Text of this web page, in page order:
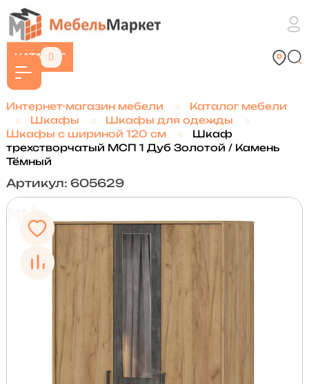
КАТАЛОГ
Интернет-магазин мебели
Каталог мебели
Шкафы
Шкафы для одежды
Шкафы с шириной 120 см
Шкаф
трехстворчатый МСП 1 Дуб Золотой / Камень
Тёмный
Артикул: 605629